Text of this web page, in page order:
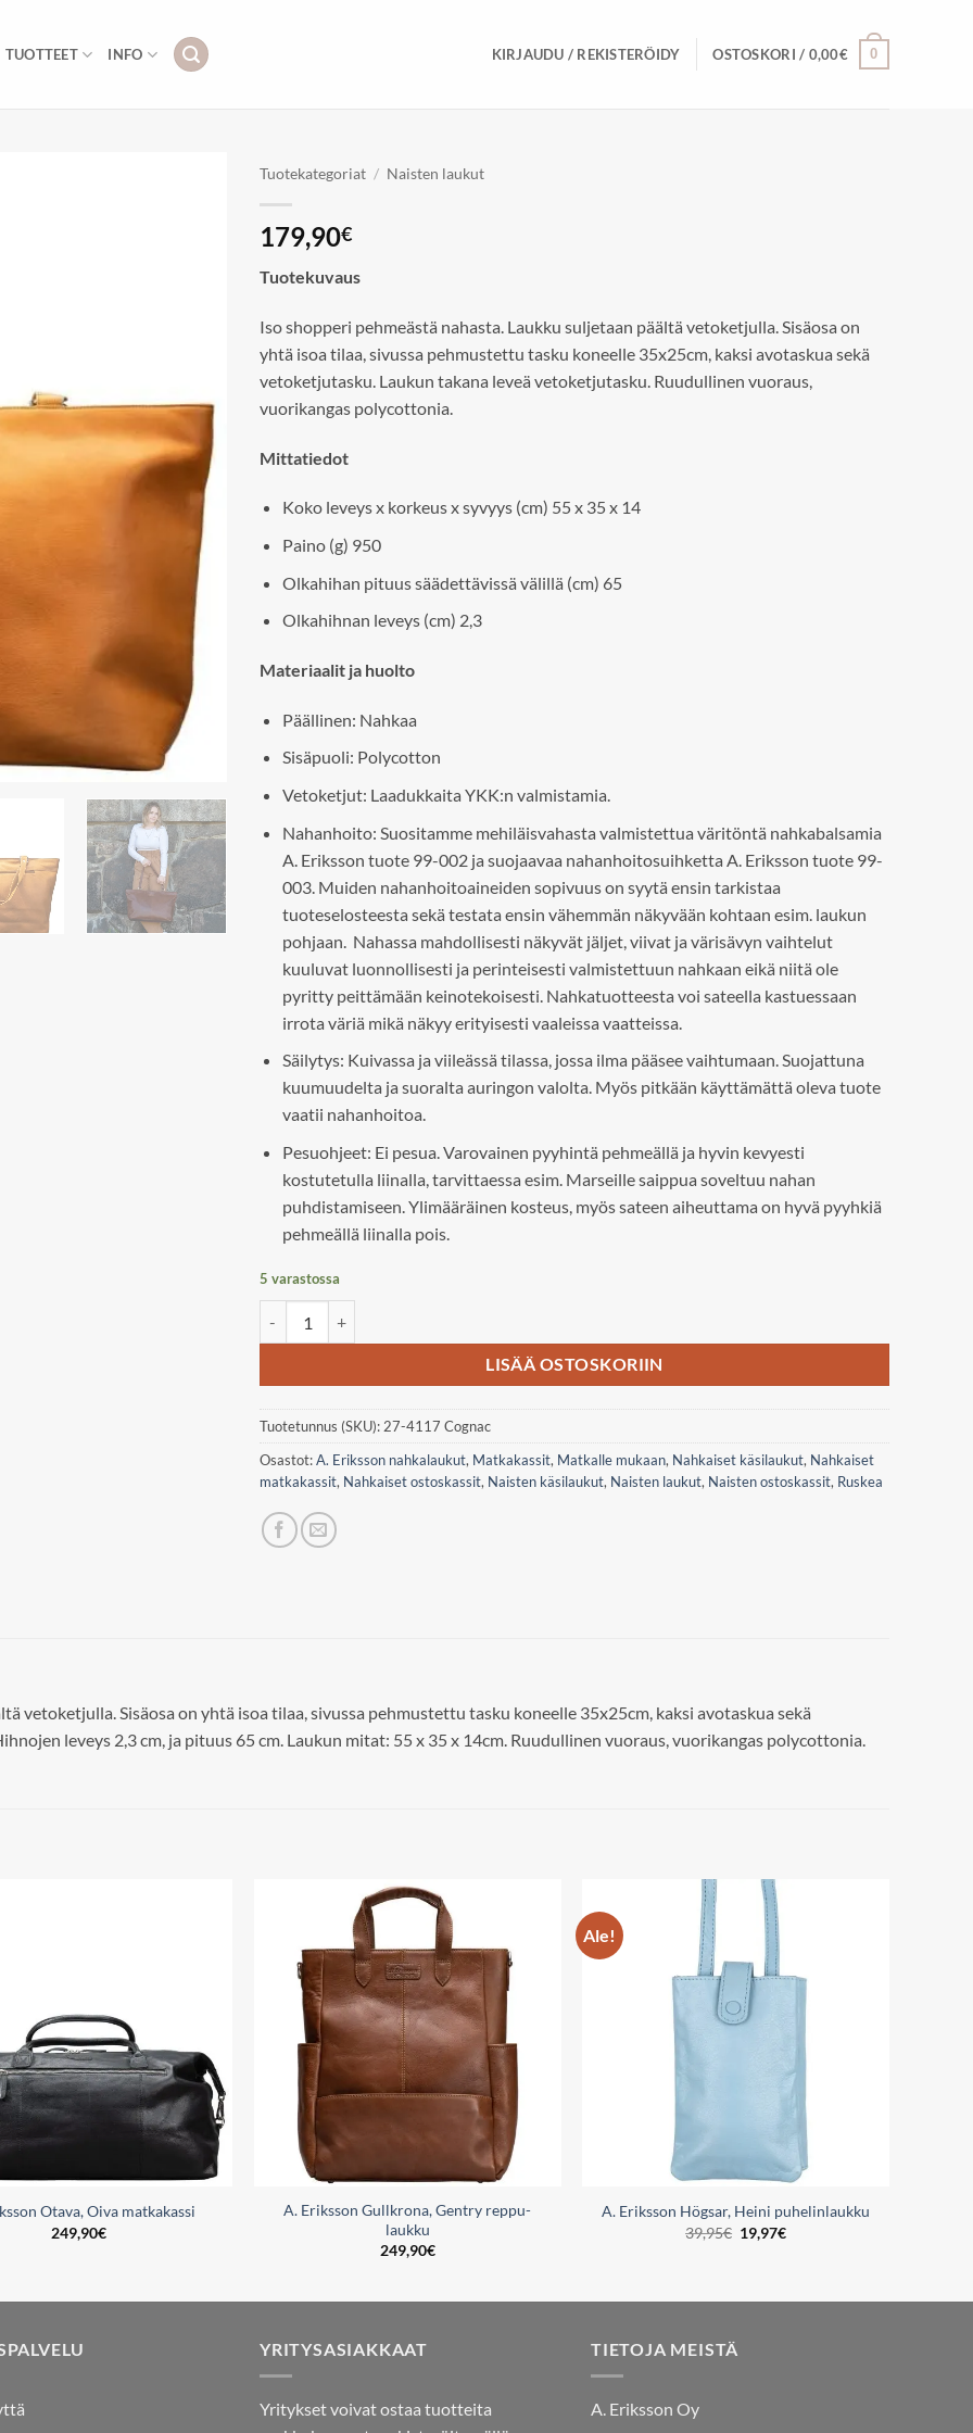
TUOTTEET INFO KIRJAUDU / REKISTERÖIDY OSTOSKORI / 0,00€ 0
Tuotekategoriat / Naisten laukut
179,90€
Tuotekuvaus
Iso shopperi pehmeästä nahasta. Laukku suljetaan päältä vetoketjulla. Sisäosa on
yhtä isoa tilaa, sivussa pehmustettu tasku koneelle 35x25cm, kaksi avotaskua sekä
vetoketjutasku. Laukun takana leveä vetoketjutasku. Ruudullinen vuoraus,
vuorikangas polycottonia.
Mittatiedot
Koko leveys x korkeus x syvyys (cm) 55 x 35 x 14
Paino (g) 950
Olkahihan pituus säädettävissä välillä (cm) 65
Olkahihnan leveys (cm) 2,3
Materiaalit ja huolto
Päällinen: Nahkaa
Sisäpuoli: Polycotton
Vetoketjut: Laadukkaita YKK:n valmistamia.
Nahanhoito: Suositamme mehiläisvahasta valmistettua väritöntä nahkabalsamia
A. Eriksson tuote 99-002 ja suojaavaa nahanhoitosuihketta A. Eriksson tuote 99-
003. Muiden nahanhoitoaineiden sopivuus on syytä ensin tarkistaa
tuoteselosteesta sekä testata ensin vähemmän näkyvään kohtaan esim. laukun
pohjaan. Nahassa mahdollisesti näkyvät jäljet, viivat ja värisävyn vaihtelut
kuuluvat luonnollisesti ja perinteisesti valmistettuun nahkaan eikä niitä ole
pyritty peittämään keinotekoisesti. Nahkatuotteesta voi sateella kastuessaan
irrota väriä mikä näkyy erityisesti vaaleissa vaatteissa.
Säilytys: Kuivassa ja viileässä tilassa, jossa ilma pääsee vaihtumaan. Suojattuna
kuumuudelta ja suoralta auringon valolta. Myös pitkään käyttämättä oleva tuote
vaatii nahanhoitoa.
Pesuohjeet: Ei pesua. Varovainen pyyhintä pehmeällä ja hyvin kevyesti
kostutetulla liinalla, tarvittaessa esim. Marseille saippua soveltuu nahan
puhdistamiseen. Ylimääräinen kosteus, myös sateen aiheuttama on hyvä pyyhkiä
pehmeällä liinalla pois.
5 varastossa
LISÄÄ OSTOSKORIIN
Tuotetunnus (SKU):27-4117 Cognac
Osastot:A. Eriksson nahkalaukut, Matkakassit, Matkalle mukaan, Nahkaiset käsilaukut, Nahkaiset
matkakassit, Nahkaiset ostoskassit, Naisten käsilaukut, Naisten laukut, Naisten ostoskassit, Ruskea
vetoketjulla. Sisäosa on yhtä isoa tilaa, sivussa pehmustettu tasku koneelle 35x25cm, kaksi avotaskua sekä
leveys 2,3 cm, ja pituus 65 cm. Laukun mitat: 55 x 35 x 14cm. Ruudullinen vuoraus, vuorikangas polycottonia.
Otava, Oiva matkakassi
249,90€
wishlist
A. Eriksson Gullkrona, Gentry reppu-
laukku
249,90€
Ale!
A. Eriksson Högsar, Heini puhelinlaukku
39,95€ Alkuperäinen
hinta
19,97€Nykyinen
YRITYSASIAKKAAT
Yritykset voivat ostaa tuotteita
TIETOJA MEISTÄ
A. Eriksson Oy